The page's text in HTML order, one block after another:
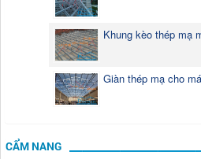
Khung kèo thép mạ
Giàn thép mạ cho
CẨM NANG